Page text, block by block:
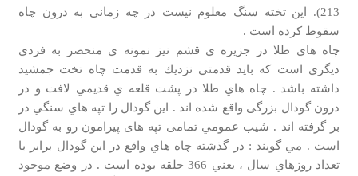
213). اين تخته سنگ معلوم نیست در چه زمانی به درون چاه
سقوط کرده است .
چاه هاي طلا در جزيره ي قشم نيز نمونه ي منحصر به فردي
ديگري است كه بايد قدمتي نزديك به قدمت چاه تخت جمشيد
داشته باشد . چاه هاي طلا در پشت قلعه ي قديمي لافت و در
درون گودال بزرگی واقع شده اند . اين گودال را تپه هاي سنگي در
بر گرفته اند . شيب عمومي تمامی تپه های پیرامون رو به گودال
است . مي گويند : در گذشته چاه هاي واقع در اين گودال برابر با
تعداد روزهاي سال ، يعني 366 حلقه بوده است . در وضع موجود